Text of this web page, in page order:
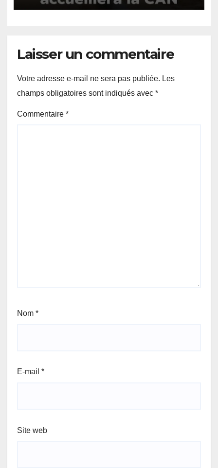
Laisser un commentaire
Votre adresse e-mail ne sera pas publiée. Les
champs obligatoires sont indiqués avec *
Commentaire *
Nom *
E-mail *
Site web